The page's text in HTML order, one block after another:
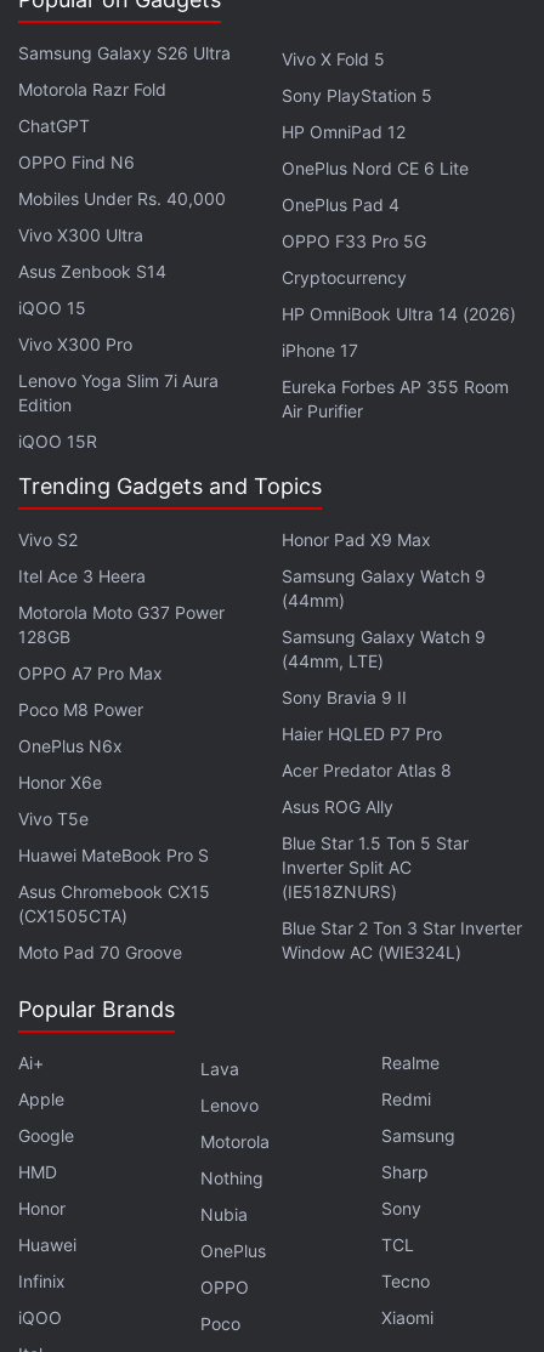
Poco ने अपने पोको एम2 प्रो हैंडसेट में 128 जीबी UFS 2.1 स्टोरेज
दी है। ज़रूरत पड़ने पर 512 जीबी तक का माइक्रोएसडी कार्ड भी
इस्तेमाल करना संभव है। कनेक्टिविटी फीचर्स में 4जी वीओएलटीई, वाई-
फाई 802.11एसी, ब्लूटूथ 5.0, जीपीएस/ ए-जीपीएस, यूएसबी टाइप-सी
और 3.5 एमएम हेडफोन जैक शामिल हैं। एक्सेलेरोमीटर, एंबियंट लाइट
सेंसर, जायरोस्कोप, मैगनेटोमीटर और प्रॉक्सिमिटी सेंसर फोन का हिस्सा
हैं। पिछले हिस्से पर फिंगरप्रिंट सेंसर दिया गया है।
Poco M2 Pro की बैटरी 5,020 एमएएच की है और यह 33 वॉट
फास्ट चार्जिंग को सपोर्ट करती है।
लेटेस्ट टेक न्यूज़,स्मार्टफोन रिव्यू और लोकप्रियमोबाइल पर मिलने वाले
एक्सक्लूसिव ऑफर के लिए गैजेट्स 360एंड्रॉयडऐप डाउनलोड करें और
हमें
गूगल समाचार
ये भी पढ़े:,Poco M2 Pro
specifications,Poco M2 Pro Sale ,Poco M2 Pro price in India
Samsung Galaxy S26 Ultra
Motorola Razr Fold
ChatGPT
OPPO Find N6
Mobiles Under Rs. 40,000
Vivo X300 Ultra
Asus Zenbook S14
iQOO 15
Vivo X300 Pro
Lenovo Yoga Slim 7i Aura
Edition
iQOO 15R
Vivo X Fold 5
Sony PlayStation 5
HP OmniPad 12
OnePlus Nord CE 6 Lite
OnePlus Pad 4
OPPO F33 Pro 5G
Cryptocurrency
HP OmniBook Ultra 14 (2026)
iPhone 17
Eureka Forbes AP 355 Room
Air Purifier
Trending Gadgets and Topics
Vivo S2
Itel Ace 3 Heera
Motorola Moto G37 Power
128GB
OPPO A7 Pro Max
Poco M8 Power
OnePlus N6x
Honor X6e
Vivo T5e
Huawei MateBook Pro S
Asus Chromebook CX15
(CX1505CTA)
Moto Pad 70 Groove
Honor Pad X9 Max
Samsung Galaxy Watch 9
(44mm)
Samsung Galaxy Watch 9
(44mm, LTE)
Sony Bravia 9 II
Haier HQLED P7 Pro
Acer Predator Atlas 8
Asus ROG Ally
Blue Star 1.5 Ton 5 Star
Inverter Split AC
(IE518ZNURS)
Blue Star 2 Ton 3 Star Inverter
Window AC (WIE324L)
Popular Brands
Ai+
Apple
Google
HMD
Honor
Huawei
Infinix
iQOO
Lava
Lenovo
Motorola
Nothing
Nubia
OnePlus
OPPO
Poco
Realme
Redmi
Samsung
Sharp
Sony
TCL
Tecno
Xiaomi